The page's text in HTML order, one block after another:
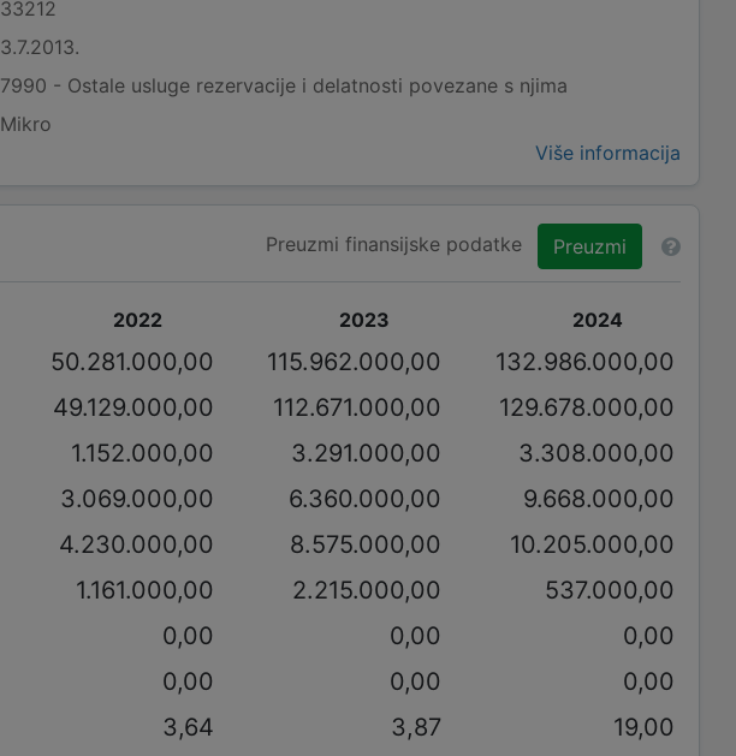
33212
3.7.2013.
7990 - Ostale usluge rezervacije i delatnosti povezane s njima
Mikro
Više informacija
Preuzmi finansijske podatke Preuzmi
2022 2023 2024
50.281.000,00 115.962.000,00
132.986.000,00
49.129.000,00 112.671.000,00
129.678.000,00
1.152.000,00 3.291.000,00
3.308.000,00
3.069.000,00 6.360.000,00
9.668.000,00
4.230.000,00 8.575.000,00
10.205.000,00
1.161.000,00 2.215.000,00
537.000,00
0,00 0,00
0,00
0,00 0,00
0,00
3,64 3,87
19,00